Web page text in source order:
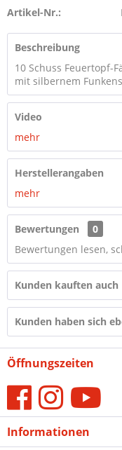
Artikel-Nr.:
Beschreibung
10 Schuss Feuertopf-
mit silbernem
Video
mehr
Herstellerangaben
mehr
Bewertungen
0
Bewertungen lesen,
Kunden kauften auch
Kunden haben sich
Öffnungszeiten
Informationen